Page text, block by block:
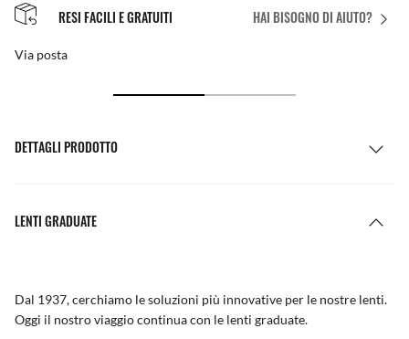
HAI BISOGNO DI AIUTO?
RESI FACILI E GRATUITI
Via posta
DETTAGLI PRODOTTO
LENTI GRADUATE
Dal 1937, cerchiamo le soluzioni più innovative per le nostre lenti.
Oggi il nostro viaggio continua con le lenti graduate.